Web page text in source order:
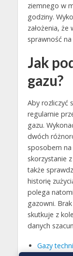
ziemnego w
godziny.
założenia, że
sprawność
Jak
gazu?
Aby rozliczyć
regularnie
gazu.
dwóch
sposobem na
skorzystanie
także
historię
polega
gazowni.
skutkuje z
danych
Gazy